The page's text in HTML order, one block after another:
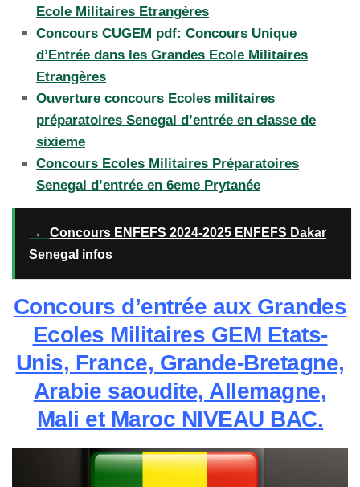
Ecole Militaires Etrangères
Concours CUGEM pdf: Concours Unique
d’Entrée dans les Grandes Ecole Militaires
Etrangères
Ouverture concours Ecoles militaires
préparatoires Senegal d’entrée en classe de
sixieme
Concours Ecoles Militaires Préparatoires
Senegal d’entrée en 6eme Prytanée
→
Concours ENFEFS 2024-2025 ENFEFS Dakar
Senegal infos
Concours d’entrée aux Grandes
Ecoles Militaires GEM Etats-
Unis, France, Grande-Bretagne,
Arabie saoudite, Allemagne,
Mali et Maroc NIVEAU BAC.